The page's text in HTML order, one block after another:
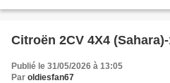
Citroën 2CV 4X4
Publié le 31/05/2026 à 13:05
Par oldiesfan67